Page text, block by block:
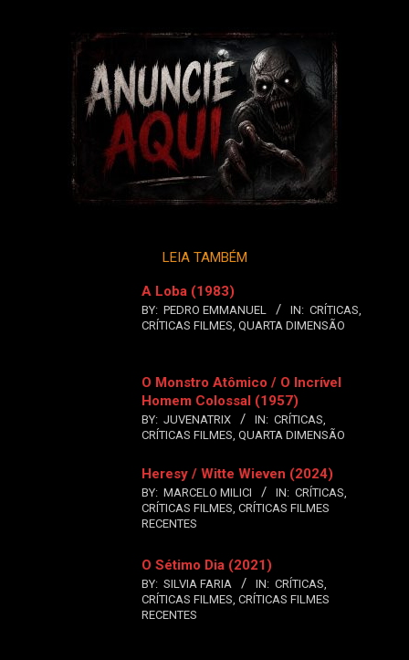
LEIA TAMBÉM
A Loba (1983)
BY: PEDRO EMMANUEL IN: CRÍTICAS
CRÍTICAS FILMES QUARTA DIMENSÃO
O Monstro Atômico / O Incrível
Homem Colossal (1957)
BY: JUVENATRIX IN: CRÍTICAS
CRÍTICAS FILMES QUARTA DIMENSÃO
Heresy / Witte Wieven (2024)
BY: MARCELO MILICI IN: CRÍTICAS
CRÍTICAS FILMES CRÍTICAS FILMES
RECENTES
O Sétimo Dia (2021)
BY: SILVIA FARIA IN: CRÍTICAS
CRÍTICAS FILMES CRÍTICAS FILMES
RECENTES